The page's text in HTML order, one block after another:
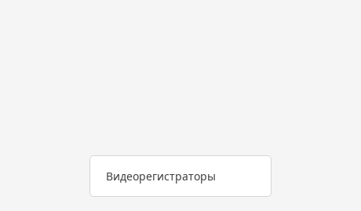
Видеорегистраторы